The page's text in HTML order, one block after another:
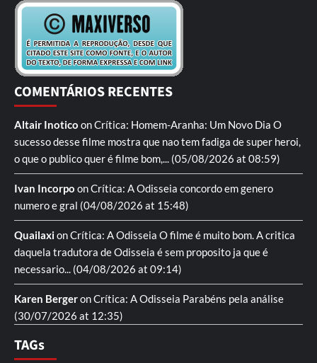
COMENTÁRIOS RECENTES
Altair Inotico onCrítica: Homem-Aranha: Um Novo Dia O
sucesso desse filme mostra que nao tem fadiga de super heroi,
o que o publico quer é filme bom,... (05/08/2026 at 08:59)
Ivan Incorpo onCrítica: A Odisseia concordo em genero
numero e gral (04/08/2026 at 15:48)
QuailaxionCrítica: A Odisseia O filme é muito bom. A critica
daquela tradutora de Odisseia é sem proposito ja que é
necessario... (04/08/2026 at 09:14)
Karen BergeronCrítica: A Odisseia Parabéns pela análise
(30/07/2026 at 12:35)
TAGs